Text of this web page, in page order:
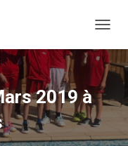
É
P
L
I
E
A
2019 à